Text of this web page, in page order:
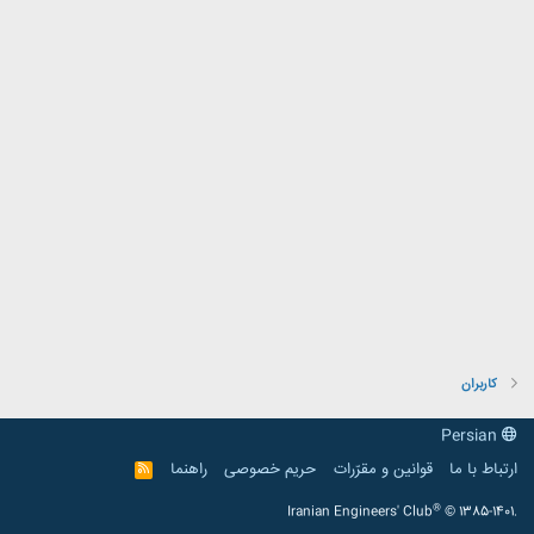
کاربران
ارتباط با ما
قوانین و مقرّرات حریم خصوصی راهنما
R
S
Iranian Engineers' Club® © 1385-1401.